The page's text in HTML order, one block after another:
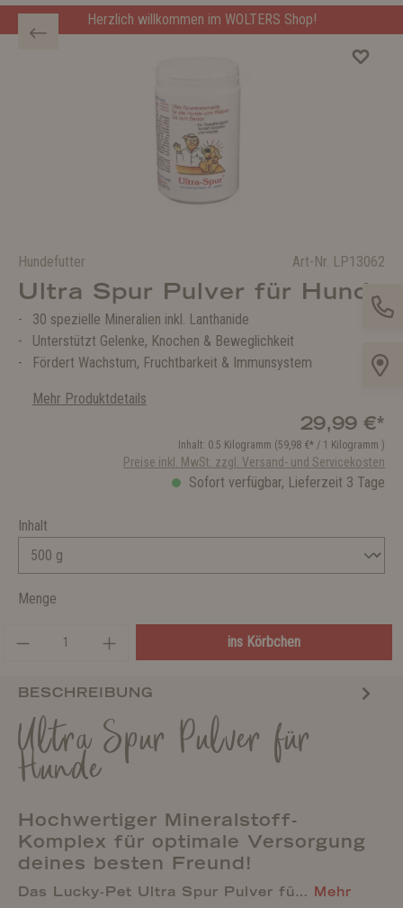
Herzlich willkommen im WOLTERS Shop!
Hundefutter Art-Nr. LP13062
Ultra Spur Pulver für Hunde
30 spezielle Mineralien inkl. Lanthanide
Unterstützt Gelenke, Knochen & Beweglichkeit
Fördert Wachstum, Fruchtbarkeit & Immunsystem
Mehr Produktdetails
29,99 €*
Inhalt: 0.5 Kilogramm (59,98 €* / 1 Kilogramm )
Preise inkl. MwSt. zzgl. Versand- und Servicekosten
Sofort verfügbar, Lieferzeit 3 Tage
Inhalt
Menge
ins Körbchen
BESCHREIBUNG
Ultra Spur Pulver für
Hunde
Hochwertiger Mineralstoff-
Komplex für optimale Versorgung
deines besten Freund!
Das Lucky-Pet Ultra Spur Pulver fü… Mehr